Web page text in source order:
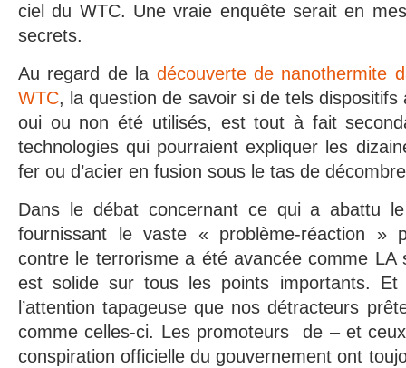
ciel du WTC. Une vraie enquête serait en
secrets.
Au regard de la découverte de nanothermite
WTC, la question de savoir si de tels
oui ou non été utilisés, est tout à fait
technologies qui pourraient expliquer les
fer ou d’acier en fusion sous le tas de
Dans le débat concernant ce qui a abattu
fournissant le vaste « problème-réaction »
contre le terrorisme a été avancée comme LA
est solide sur tous les points importants.
l’attention tapageuse que nos détracteurs
comme celles-ci. Les promoteurs de – et
conspiration officielle du gouvernement ont